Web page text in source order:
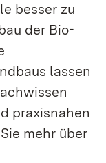
besser zu
der Bio-
lassen
praxisnahen
mehr über